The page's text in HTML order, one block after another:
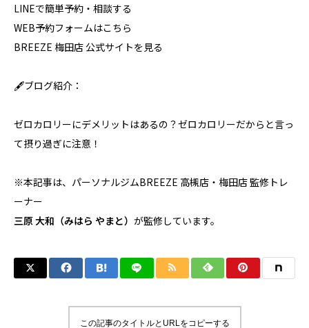
LINEで簡単予約・相談する
WEB予約フォームはこちら
BREEZE 梅田店 公式サイトを見る
🖋ブログ紹介：
ゼロカロリーにデメリットはあるの？ゼロカロリーだからと言っ
て摂り過ぎに注意！
※本記事は、パーソナルジムBREEZE 高槻店・梅田店 監修トレ
ーナー
三原 大和（みはら やまと） が監修しています。
この記事のタイトルとURLをコピーする